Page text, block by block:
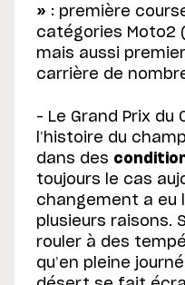
» : première
catégories Moto2
mais aussi
carrière de
– Le Grand Prix du
l’histoire du
dans des
toujours le cas
changement a eu
plusieurs raisons.
rouler à des
qu’en pleine